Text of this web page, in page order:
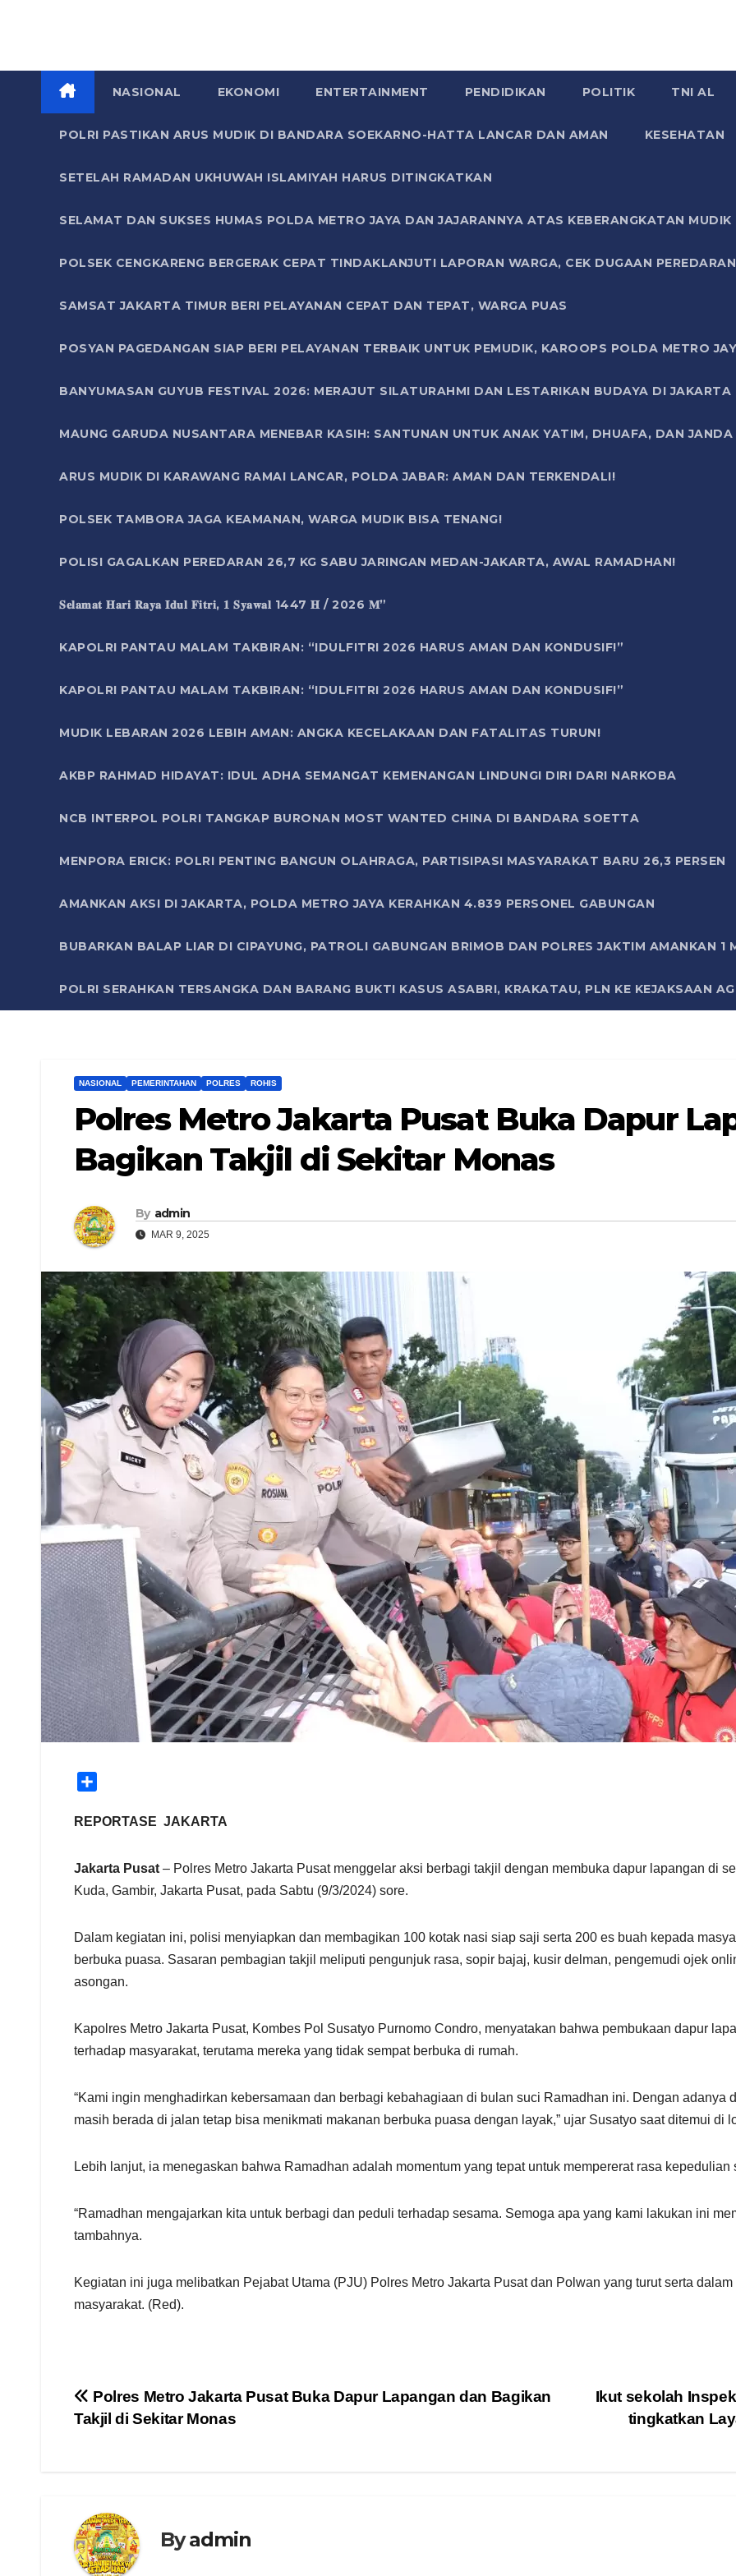
NASIONAL EKONOMI ENTERTAINMENT PENDIDIKAN POLITIK TNI AL
POLRI PASTIKAN ARUS MUDIK DI BANDARA SOEKARNO-HATTA LANCAR DAN AMAN KESEHATAN
SETELAH RAMADAN UKHUWAH ISLAMIYAH HARUS DITINGKATKAN
SELAMAT DAN SUKSES HUMAS POLDA METRO JAYA DAN JAJARANNYA ATAS KEBERANGKATAN
POLSEK CENGKARENG BERGERAK CEPAT TINDAKLANJUTI LAPORAN WARGA, CEK DUGAAN
SAMSAT JAKARTA TIMUR BERI PELAYANAN CEPAT DAN TEPAT, WARGA PUAS
POSYAN PAGEDANGAN SIAP BERI PELAYANAN TERBAIK UNTUK PEMUDIK, KAROOPS POLDA METRO
BANYUMASAN GUYUB FESTIVAL 2026: MERAJUT SILATURAHMI DAN LESTARIKAN BUDAYA DI JAKARTA
MAUNG GARUDA NUSANTARA MENEBAR KASIH: SANTUNAN UNTUK ANAK YATIM, DHUAFA, DAN
ARUS MUDIK DI KARAWANG RAMAI LANCAR, POLDA JABAR: AMAN DAN TERKENDALI!
POLSEK TAMBORA JAGA KEAMANAN, WARGA MUDIK BISA TENANG!
POLISI GAGALKAN PEREDARAN 26,7 KG SABU JARINGAN MEDAN-JAKARTA, AWAL RAMADHAN!
𝐒𝐞𝐥𝐚𝐦𝐚𝐭 𝐇𝐚𝐫𝐢 𝐑𝐚𝐲𝐚 𝐈𝐝𝐮𝐥 𝐅𝐢𝐭𝐫𝐢, 𝟏 𝐒𝐲𝐚𝐰𝐚𝐥 1447 𝐇 / 2026 𝐌”
KAPOLRI PANTAU MALAM TAKBIRAN: “IDULFITRI 2026 HARUS AMAN DAN KONDUSIF!”
KAPOLRI PANTAU MALAM TAKBIRAN: “IDULFITRI 2026 HARUS AMAN DAN KONDUSIF!”
MUDIK LEBARAN 2026 LEBIH AMAN: ANGKA KECELAKAAN DAN FATALITAS TURUN!
AKBP RAHMAD HIDAYAT: IDUL ADHA SEMANGAT KEMENANGAN LINDUNGI DIRI DARI NARKOBA
NCB INTERPOL POLRI TANGKAP BURONAN MOST WANTED CHINA DI BANDARA SOETTA
MENPORA ERICK: POLRI PENTING BANGUN OLAHRAGA, PARTISIPASI MASYARAKAT BARU 26,3 PERSEN
AMANKAN AKSI DI JAKARTA, POLDA METRO JAYA KERAHKAN 4.839 PERSONEL GABUNGAN
BUBARKAN BALAP LIAR DI CIPAYUNG, PATROLI GABUNGAN BRIMOB DAN POLRES JAKTIM AMANKAN 1
POLRI SERAHKAN TERSANGKA DAN BARANG BUKTI KASUS ASABRI, KRAKATAU, PLN KE KEJAKSAAN
NASIONAL PEMERINTAHAN POLRES ROHIS
Polres Metro Jakarta Pusat Buka Dapur
Bagikan Takjil di Sekitar Monas
By admin
MAR 9, 2025
a
REPORTASE JAKARTA
Jakarta Pusat – Polres Metro Jakarta Pusat menggelar aksi berbagi takjil dengan membuka dapur lapangan di
Kuda, Gambir, Jakarta Pusat, pada Sabtu (9/3/2024) sore.
Dalam kegiatan ini, polisi menyiapkan dan membagikan 100 kotak nasi siap saji serta 200 es buah kepada
berbuka puasa. Sasaran pembagian takjil meliputi pengunjuk rasa, sopir bajaj, kusir delman, pengemudi ojek
asongan.
Kapolres Metro Jakarta Pusat, Kombes Pol Susatyo Purnomo Condro, menyatakan bahwa pembukaan dapur
terhadap masyarakat, terutama mereka yang tidak sempat berbuka di rumah.
“Kami ingin menghadirkan kebersamaan dan berbagi kebahagiaan di bulan suci Ramadhan ini. Dengan adanya
masih berada di jalan tetap bisa menikmati makanan berbuka puasa dengan layak,” ujar Susatyo saat ditemui di
Lebih lanjut, ia menegaskan bahwa Ramadhan adalah momentum yang tepat untuk mempererat rasa kepedulian
“Ramadhan mengajarkan kita untuk berbagi dan peduli terhadap sesama. Semoga apa yang kami lakukan ini
tambahnya.
Kegiatan ini juga melibatkan Pejabat Utama (PJU) Polres Metro Jakarta Pusat dan Polwan yang turut serta
masyarakat. (Red).
Navigasi
pos
Ikut sekolah
tingkatkan
Polres Metro Jakarta Pusat Buka Dapur Lapangan dan Bagikan
Takjil di Sekitar Monas
Byadmin